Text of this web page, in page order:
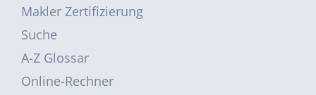
Makler Zertifizierung
Suche
A-Z Glossar
Online-Rechner